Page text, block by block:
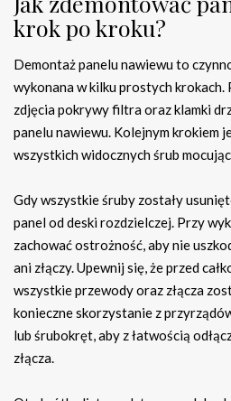
krok po kroku?
Demontaż panelu nawiewu to
wykonana w kilku prostych krokach.
zdjęcia pokrywy filtra oraz klamki
panelu nawiewu. Kolejnym krokiem
wszystkich widocznych śrub
Gdy wszystkie śruby zostały
panel od deski rozdzielczej. Przy
zachować ostrożność, aby nie
ani złączy. Upewnij się, że przed
wszystkie przewody oraz złącza
konieczne skorzystanie z
lub śrubokręt, aby z łatwością
złącza.